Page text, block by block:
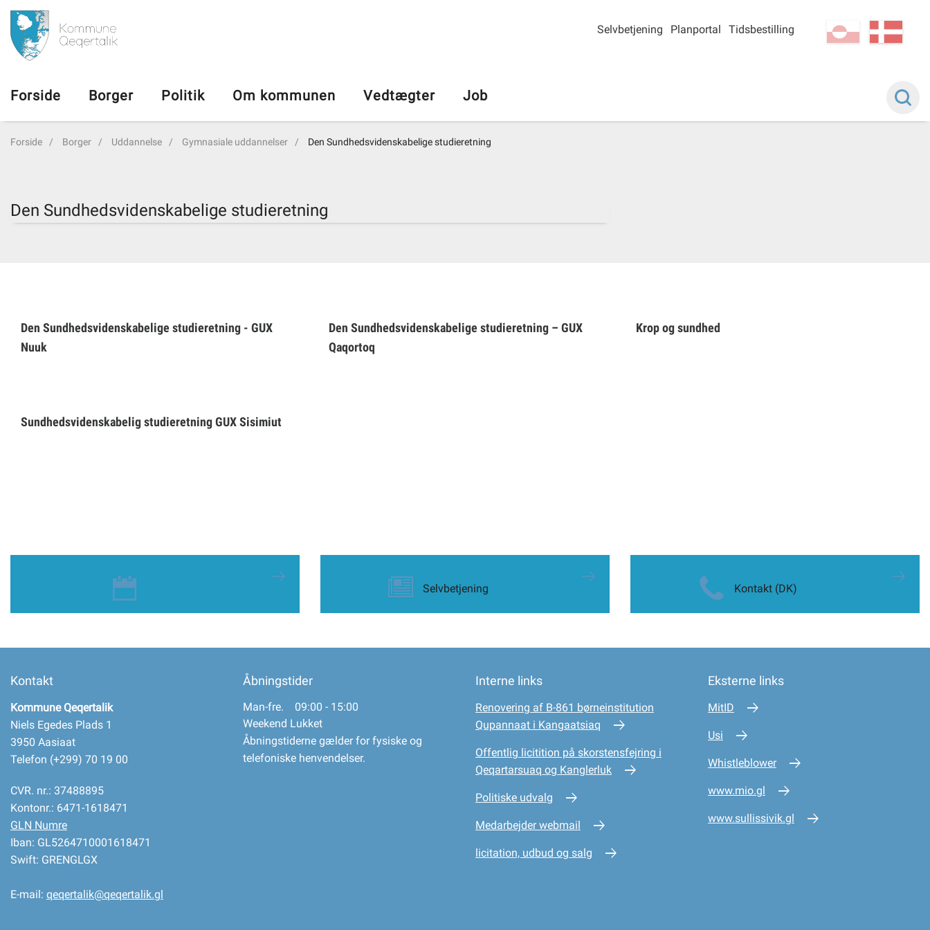
Om kommunen
Selvbetjening
Tidsbestilling
kl-GL
Selvbetjening Planportal Tidsbestilling
Forside Borger Politik Om kommunen Vedtægter Job
Forside Borger Uddannelse Gymnasiale uddannelser Den Sundhedsvidenskabelige studieretning
Den Sundhedsvidenskabelige studieretning
Den Sundhedsvidenskabelige studieretning - GUX
Nuuk
Den Sundhedsvidenskabelige studieretning – GUX
Qaqortoq
Krop og sundhed
Sundhedsvidenskabelig studieretning GUX Sisimiut
Selvbetjening Kontakt (DK)
Kontakt
Kommune Qeqertalik
Niels Egedes Plads 1
3950 Aasiaat
Telefon (+299) 70 19 00
CVR. nr.: 37488895
Kontonr.: 6471-1618471
GLN Numre
Iban: GL5264710001618471
Swift: GRENGLGX
E-mail: qeqertalik@qeqertalik.gl
Åbningstider
Man-fre. 09:00 - 15:00
Weekend Lukket
Åbningstiderne gælder for fysiske og
telefoniske henvendelser.
Interne links
Renovering af B-861 børneinstitution
Qupannaat i Kangaatsiaq
Offentlig licitition på skorstensfejring i
Qeqartarsuaq og Kanglerluk
Politiske udvalg
Medarbejder webmail
licitation, udbud og salg
Eksterne links
MitID
Usi
Whistleblower
www.mio.gl
www.sullissivik.gl